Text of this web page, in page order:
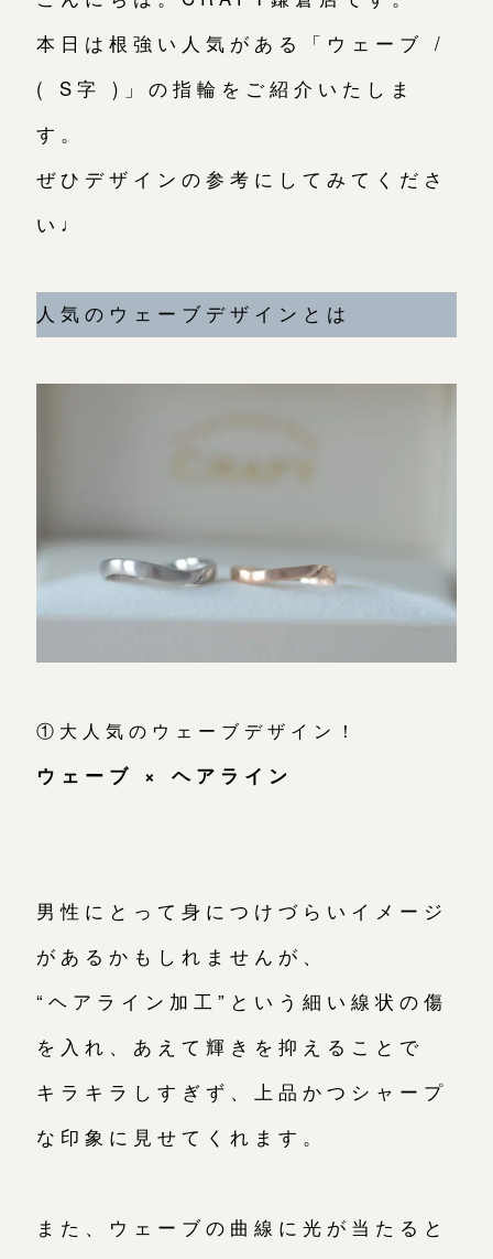
プライバシーポリシー
用語集
本日は根強い人気がある「ウェーブ /
( S字 )」の指輪をご紹介いたしま
す。
ぜひデザインの参考にしてみてくださ
い♩
人気のウェーブデザインとは
①大人気のウェーブデザイン！
ウェーブ × ヘアライン
男性にとって身につけづらいイメージ
があるかもしれませんが、
“ヘアライン加工”という細い線状の傷
を入れ、あえて輝きを抑えることで
キラキラしすぎず、上品かつシャープ
な印象に見せてくれます。
また、ウェーブの曲線に光が当たると
お問い合わせ（通話料無料）
10:00～18:00 /年中無休
年末年始は除く
こちら
表参道店 来店ご予約
川越店 来店ご予約
軽井沢店
大阪本店 来店ご予約
オーダーメイド